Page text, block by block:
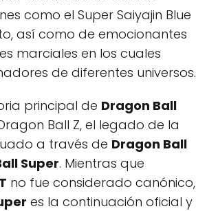
como el Super Saiyajin Blue
así como de emocionantes
marciales en los cuales
de diferentes universos.
principal de Dragon Ball
Ball Z, el legado de la
a través de Dragon Ball
Super. Mientras que
no fue considerado canónico,
es la continuación oficial y